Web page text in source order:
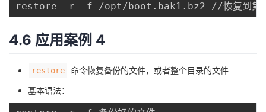
restore -r -f /opt/boot.bak1.bz2 //恢复到
4.6 应用案例 4
restore
命令恢复备份的文件，或者整个目录的文件
基本语法：